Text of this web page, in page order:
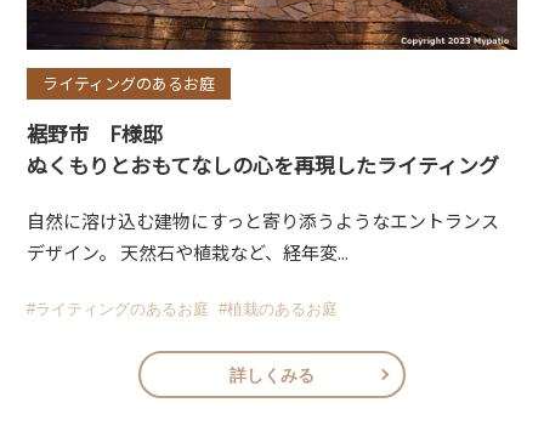
ライティングのあるお庭
裾野市 F様邸
ぬくもりとおもてなしの心を再現したライティング
自然に溶け込む建物にすっと寄り添うようなエントランス
デザイン。 天然石や植栽など、経年変...
#ライティングのあるお庭 #植栽のあるお庭
詳しくみる